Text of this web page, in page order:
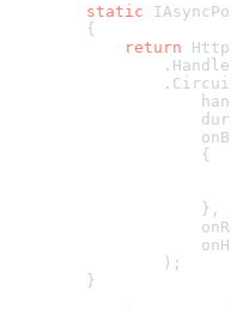
static
        {
return
                    {
                    },
                );
        }